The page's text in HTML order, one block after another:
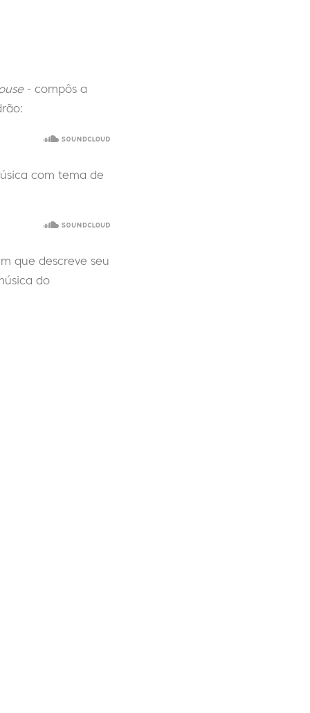
- compôs a
com tema de
que descreve seu
do